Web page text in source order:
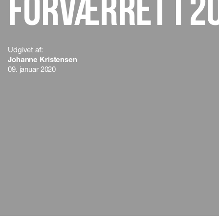
forværret i
Udgivet af:
Johanne Kristensen
09. januar 2020